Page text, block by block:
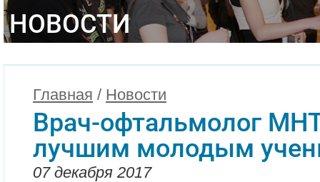
НОВОСТИ
Главная / Новости
Врач-офтальмолог
лучшим молодым
07 декабря 2017